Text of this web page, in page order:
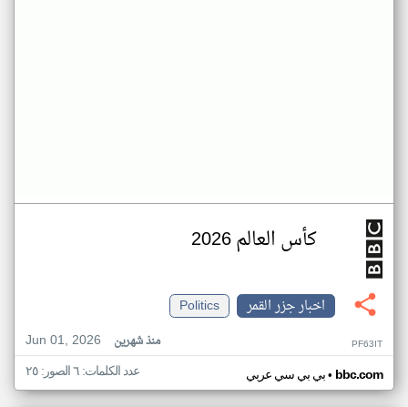
كأس العالم 2026
اخبار جزر القمر
Politics
Jun 01, 2026
منذ شهرين PF63IT
بي بي سي عربي• bbc.com عدد الكلمات: ٦ الصور: ٢٥